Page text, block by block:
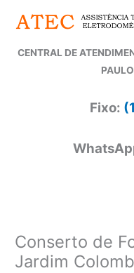
para
conteúdo
CENTRAL DE
Fixo:
Conserto de
Jardim